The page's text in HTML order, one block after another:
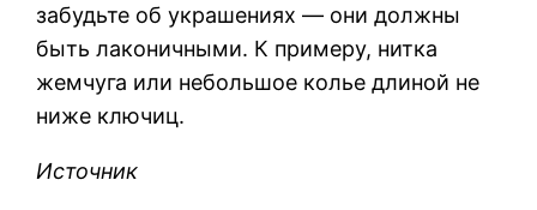
забудьте об украшениях — они должны
быть лаконичными. К примеру, нитка
жемчуга или небольшое колье длиной не
ниже ключиц.
Источник